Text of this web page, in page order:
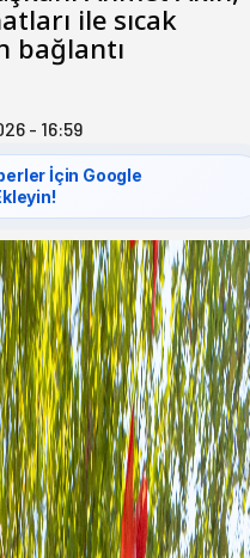
ile sıcak
bağlantı
- 16:59
İçin Google